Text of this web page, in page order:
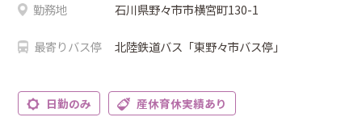
勤務地 石川県野々市市横宮町130-1
最寄りバス停 北陸鉄道バス「東野々市バス停」
日勤のみ 産休育休実績あり